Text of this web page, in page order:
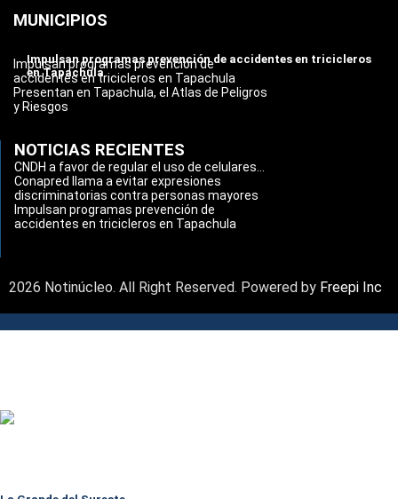
MUNICIPIOS
Impulsan programas prevención de accidentes en tricicleros
en Tapachula
Impulsan programas prevención de
accidentes en tricicleros en Tapachula
Presentan en Tapachula, el Atlas de Peligros
y Riesgos
NOTICIAS RECIENTES
CNDH a favor de regular el uso de celulares...
Conapred llama a evitar expresiones
discriminatorias contra personas mayores
Impulsan programas prevención de
accidentes en tricicleros en Tapachula
2026 Notinúcleo. All Right Reserved. Powered by Freepi Inc